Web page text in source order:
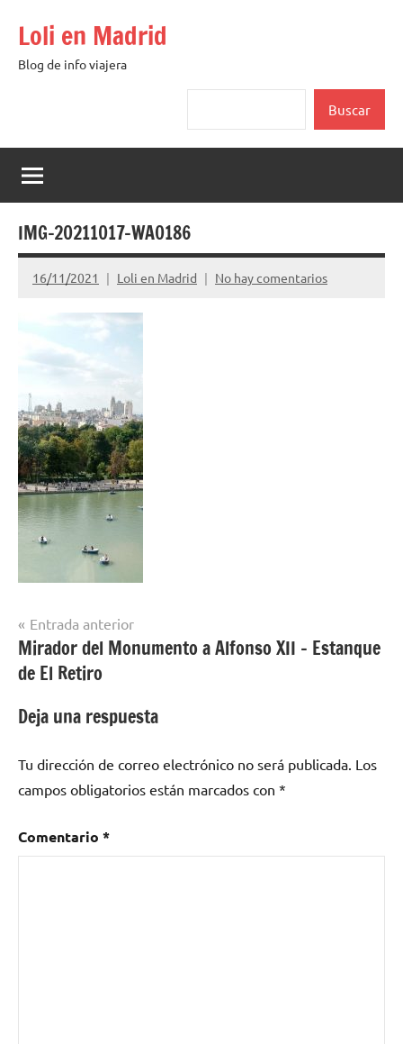
contenido
Loli en Madrid
Blog de info viajera
Buscar
IMG-20211017-WA0186
16/11/2021 Loli en Madrid No hay comentarios
Navegación
de
entradas
Entrada anterior
Mirador del Monumento a Alfonso XII – Estanque
de El Retiro
Deja una respuesta
Tu dirección de correo electrónico no será publicada. Los
campos obligatorios están marcados con *
Comentario *